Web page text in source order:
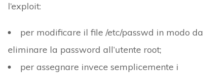
l’exploit:
per modificare il file /etc/passwd in modo da
eliminare la password all’utente root;
per assegnare invece semplicemente i